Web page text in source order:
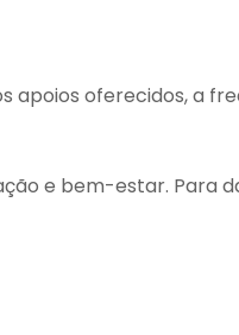
oferecidos, a
e bem-estar. Para